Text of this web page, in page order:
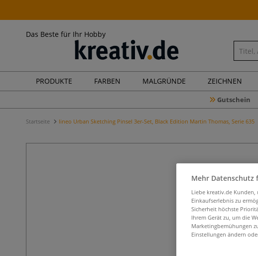
Das Beste für Ihr Hobby
PRODUKTE FARBEN MALGRÜNDE ZEICHNEN
Gutschein
Startseite lineo Urban Sketching Pinsel 3er-Set, Black Edition Martin Thomas, Serie 635
Mehr Datenschutz
Liebe kreativ.de
Einkaufserlebnis zu
Sicherheit höchste
Ihrem Gerät zu, um die
Marketingbemühungen
Einstellungen ändern